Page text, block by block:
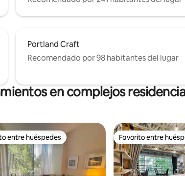
Portland Craft
Recomendado por 98 habitantes del lugar
en complejos
los huéspedes más destacados
entre huéspedes Favorito entre
Favorito entre